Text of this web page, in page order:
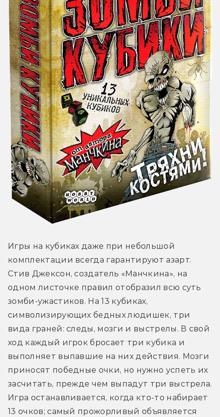
Игры на кубиках даже при небольшой
комплектации всегда гарантируют азарт.
Стив Джексон, создатель «Манчкина», на
одном листочке правил отобразил всю суть
зомби-ужастиков. На 13 кубиках,
символизирующих бедных людишек, три
вида граней: следы, мозги и выстрелы. В свой
ход каждый игрок бросает три кубика и
выполняет выпавшие на них действия. Мозги
приносят победные очки, но нужно успеть их
засчитать, прежде чем выпадут три выстрела.
Игра останавливается, когда кто-то набирает
13 очков; самый прожорливый объявляется